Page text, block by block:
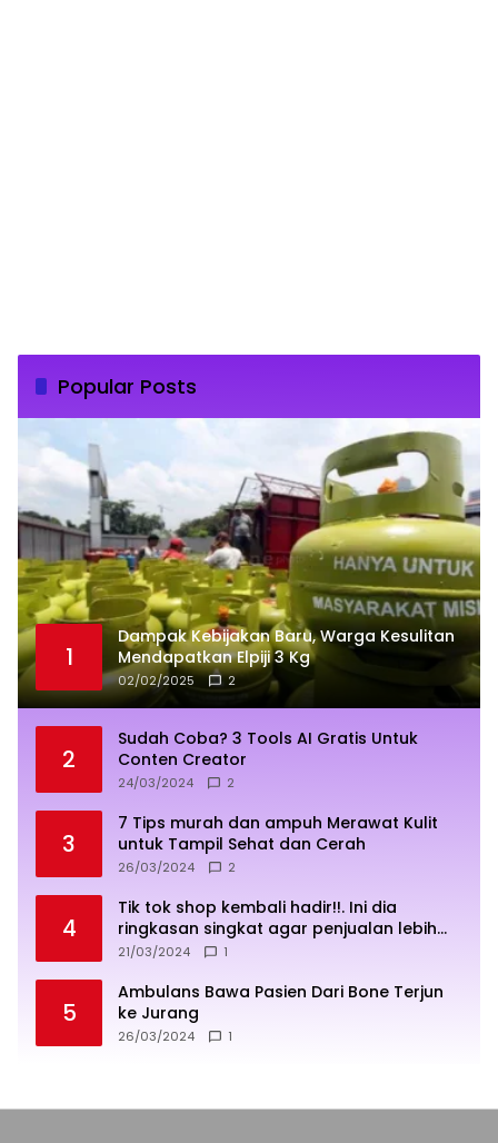
Popular Posts
1
Dampak Kebijakan Baru, Warga Kesulitan
Mendapatkan Elpiji 3 Kg
02/02/2025 2
2
Sudah Coba? 3 Tools AI Gratis Untuk
Conten Creator
24/03/2024 2
3
7 Tips murah dan ampuh Merawat Kulit
untuk Tampil Sehat dan Cerah
26/03/2024 2
4
Tik tok shop kembali hadir!!. Ini dia
ringkasan singkat agar penjualan lebih
sukses
21/03/2024 1
5
Ambulans Bawa Pasien Dari Bone Terjun
ke Jurang
26/03/2024 1